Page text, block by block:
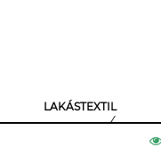
LAKÁSTEXTIL